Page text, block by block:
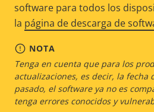
software para todos los
la página de descarga de
NOTA
Tenga en cuenta que para los
actualizaciones, es decir, la fecha
pasado, el software ya no es
tenga errores conocidos y